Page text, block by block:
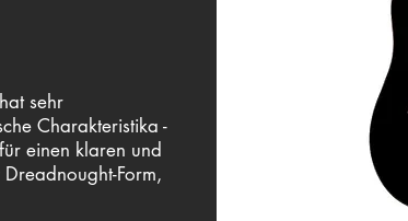
sehr
Charakteristika -
einen klaren und
Form,